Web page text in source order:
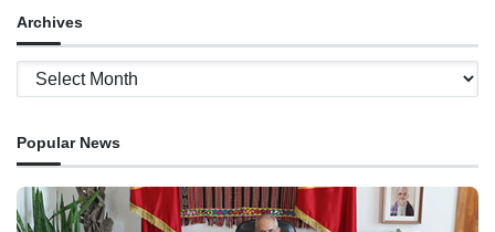
Archives
Archives
Popular News